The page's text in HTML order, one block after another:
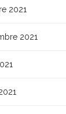
2021
2021